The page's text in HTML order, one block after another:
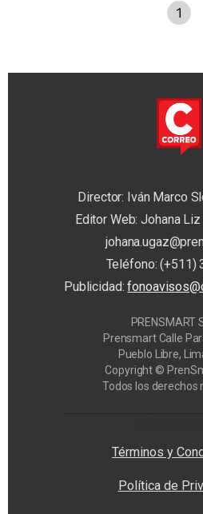
1
Director: Iván Marco
Editor Web: Johana
Teléfono: (+511)
Publicidad:
PRENSMART
Prensmart Calle
Pueblo Libre,
Copyright ©
Todos los derechos
Términos y
Política de